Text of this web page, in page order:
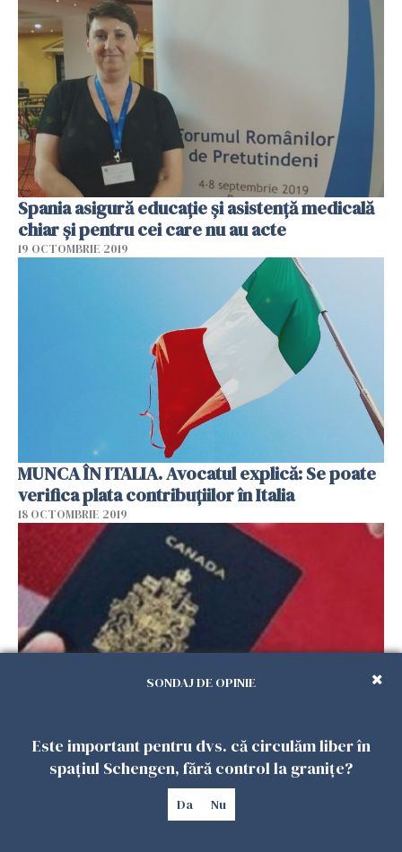
Spania asigură educație și asistență medicală
chiar și pentru cei care nu au acte
19 OCTOMBRIE 2019
MUNCA ÎN ITALIA. Avocatul explică: Se poate
verifica plata contribuțiilor în Italia
18 OCTOMBRIE 2019
De ce au ales românii Canada? De ce ar
rămâne acolo și ce i-ar readuce în țară?
17 OCTOMBRIE 2019
SONDAJ DE OPINIE
Este important pentru dvs. că circulăm liber în
spațiul Schengen, fără control la granițe?
Da Nu